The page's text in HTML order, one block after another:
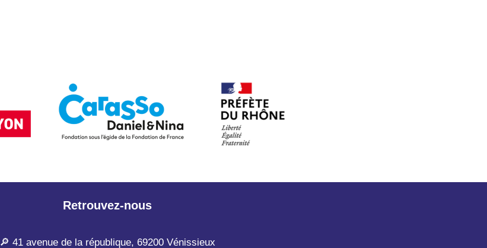
Retrouvez-nous
🔎 41 avenue de la république, 69200 Vénissieux